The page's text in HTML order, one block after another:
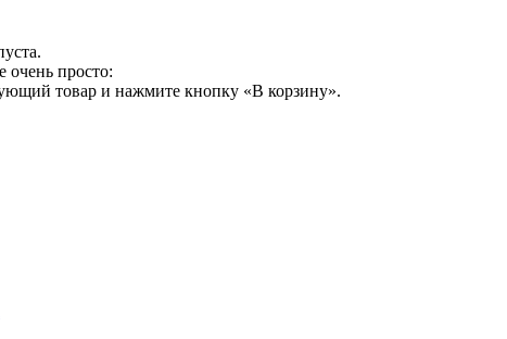
очень просто:
товар и нажмите кнопку «В корзину».